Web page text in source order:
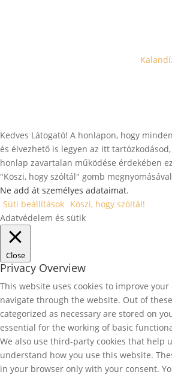
Kedves Látogató! A honlapon, hogy
és élvezhető is legyen az itt
honlap zavartalan működése érdekében
"Köszi, hogy szóltál" gomb
Ne add át személyes adataimat.
Süti beállítások Köszi, hogy szóltál!
Adatvédelem és sütik
Close
Privacy Overview
This website uses cookies to improve
navigate through the website. Out of
categorized as necessary are stored on
essential for the working of basic
We also use third-party cookies that help
understand how you use this website.
in your browser only with your consent.